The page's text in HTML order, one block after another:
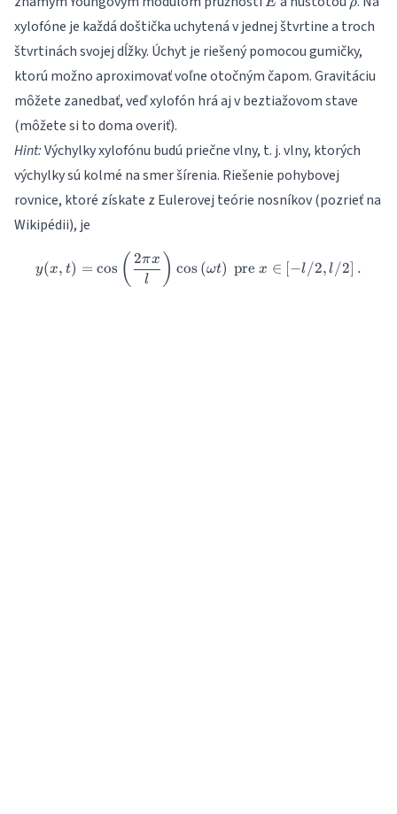
xylofóne je každá doštička uchytená v jednej štvrtine a troch
štvrtinách svojej dĺžky. Úchyt je riešený pomocou gumičky,
ktorú možno aproximovať voľne otočným čapom. Gravitáciu
môžete zanedbať, veď xylofón hrá aj v beztiažovom stave
(môžete si to doma overiť).
Hint:Výchylky xylofónu budú priečne vlny, t. j. vlny, ktorých
výchylky sú kolmé na smer šírenia. Riešenie pohybovej
rovnice, ktoré získate z Eulerovej teórie nosníkov (pozrieť na
Wikipédii), je
y(x,t) =
y(x, t) = cos ( l
2πx ) cos (ωt) pre x ∈ −l /2, l /2 .